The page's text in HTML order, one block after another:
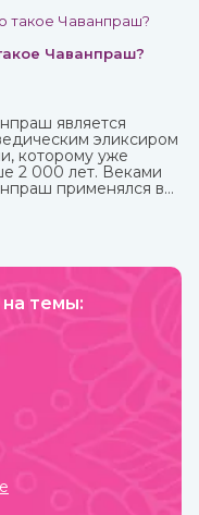
него защиты от
войн и
делах и т.п.
Чаванпраш?
является
эликсиром
которому уже
2 000 лет. Веками
применялся в
организма.
для приема
темы: